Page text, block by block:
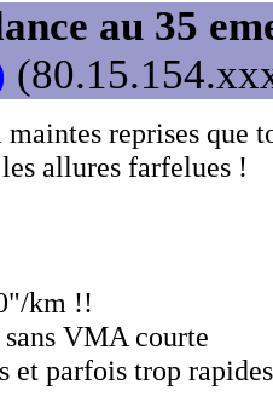
au 35
reprises que
allures farfelues !
km !!
VMA courte
et parfois trop rapides